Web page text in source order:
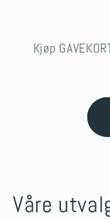
Kjøp
Våre